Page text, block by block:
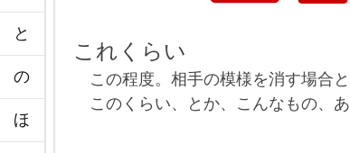
と
の
ほ
これくらい
この程度。相手の模様を消す場合
このくらい、とか、こんなもの、